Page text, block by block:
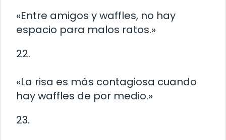
«Entre amigos y waffles, no hay
espacio para malos ratos.»
22.
«La risa es más contagiosa cuando
hay waffles de por medio.»
23.